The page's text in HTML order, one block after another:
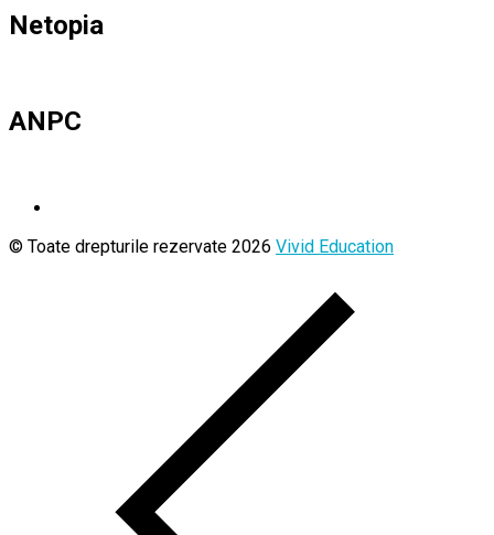
Netopia
ANPC
© Toate drepturile rezervate 2026 Vivid Education